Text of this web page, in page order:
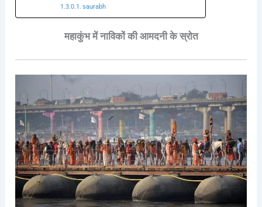
saurabh
महाकुंभ में नाविकों की आमदनी के स्रोत